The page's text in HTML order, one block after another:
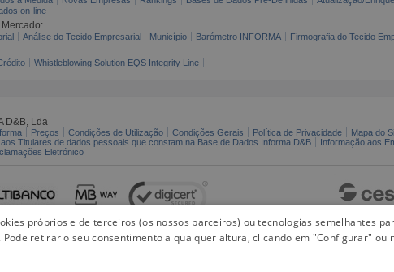
on-line
Análise do Tecido Empresarial - Município Barómetro INFORMA Firmografia do Tecido
Whistleblowing Solution EQS Integrity Line
D&B, Lda
Preços Condições de Utilização Condições Gerais Política de Privacidade Mapa do
Titulares de dados pessoais que constam na Base de Dados Informa D&B
Informação aos
Eletrónico
próprios e de terceiros (os nossos parceiros) ou tecnologias semelhantes
retirar o seu consentimento a qualquer altura, clicando em "Configurar" ou